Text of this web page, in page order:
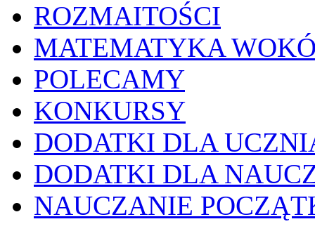
ROZMAITOŚCI
MATEMATYKA
POLECAMY
KONKURSY
DODATKI DLA
DODATKI DLA
NAUCZANIE